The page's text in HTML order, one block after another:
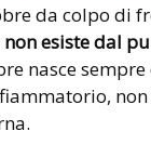
da colpo di
non esiste dal
nasce